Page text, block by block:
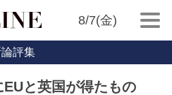
8/7(金)
評集
と英国が得たもの